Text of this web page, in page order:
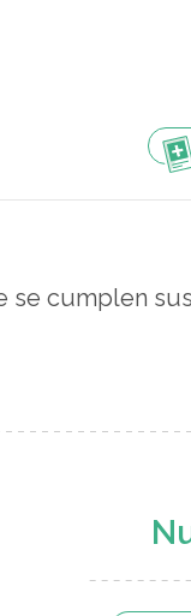
se cumplen